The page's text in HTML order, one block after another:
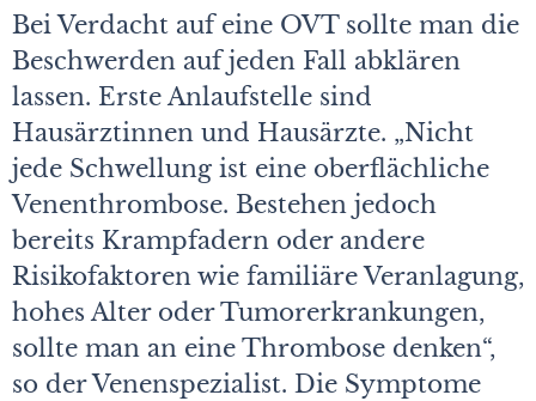
Bei Verdacht auf eine OVT sollte man die
Beschwerden auf jeden Fall abklären
lassen. Erste Anlaufstelle sind
Hausärztinnen und Hausärzte. „Nicht
jede Schwellung ist eine oberflächliche
Venenthrombose. Bestehen jedoch
bereits Krampfadern oder andere
Risikofaktoren wie familiäre Veranlagung,
hohes Alter oder Tumorerkrankungen,
sollte man an eine Thrombose denken“,
so der Venen­spezialist. Die Symptome